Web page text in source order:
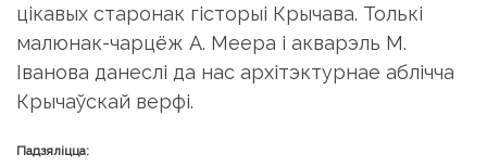
цікавых старонак гісторыі Крычава. Толькі
малюнак-чарцёж А. Меера і акварэль М.
Іванова данеслі да нас архітэктурнае аблічча
Крычаўскай верфі.
Падзяліцца: